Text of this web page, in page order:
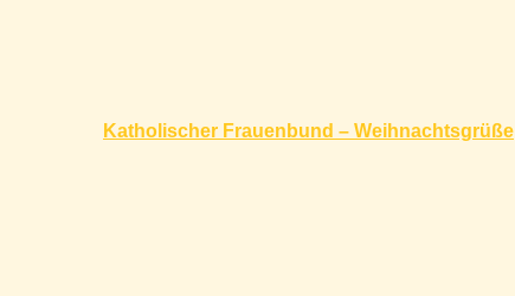
Beitragsnavigation
Katholischer Frauenbund – Weihnachtsgrüße